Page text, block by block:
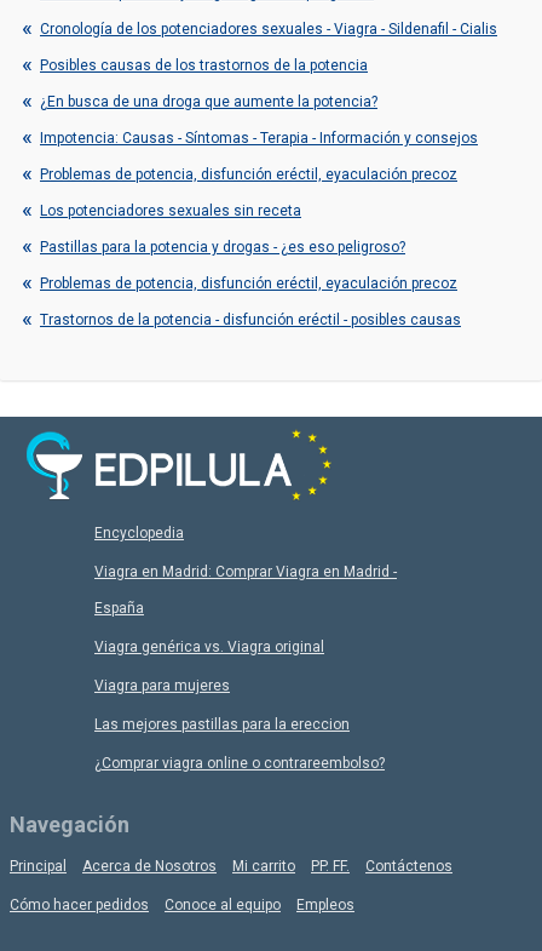
Cronología de los potenciadores sexuales - Viagra - Sildenafil - Cialis
Posibles causas de los trastornos de la potencia
¿En busca de una droga que aumente la potencia?
Impotencia: Causas - Síntomas - Terapia - Información y consejos
Problemas de potencia, disfunción eréctil, eyaculación precoz
Los potenciadores sexuales sin receta
Pastillas para la potencia y drogas - ¿es eso peligroso?
Problemas de potencia, disfunción eréctil, eyaculación precoz
Trastornos de la potencia - disfunción eréctil - posibles causas
Encyclopedia
Viagra en Madrid: Comprar Viagra en Madrid -
España
Viagra genérica vs. Viagra original
Viagra para mujeres
Las mejores pastillas para la ereccion
¿Comprar viagra online o contrareembolso?
Navegación
Principal Acerca de Nosotros Mi carrito PP. FF. Contáctenos
Cómo hacer pedidos Conoce al equipo Empleos